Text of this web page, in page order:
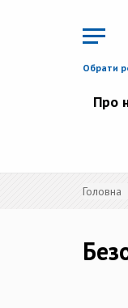
Обрати
Про
Головна